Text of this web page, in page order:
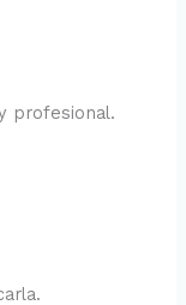
profesional.